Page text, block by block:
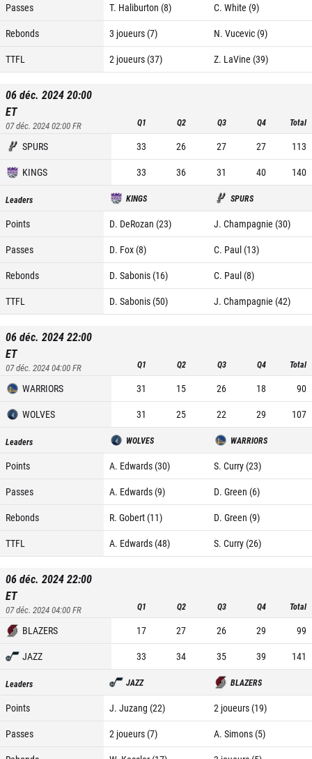
Passes
T. Haliburton (8)
C. White (9)
Rebonds
3 joueurs (7)
N. Vucevic (9)
TTFL
2 joueurs (37) Z. LaVine (39)
06 déc. 2024 20:00
ET
07 déc. 2024 02:00FR Q1 Q2 Q3 Q4 Total
SPURS 33 26 27 27
113
KINGS
33 36 31 40 140
Leaders KINGS SPURS
Points D. DeRozan (23)
J. Champagnie (30)
Passes
D. Fox (8)
C. Paul (13)
Rebonds
D. Sabonis (16)
C. Paul (8)
TTFL
D. Sabonis (50) J. Champagnie (42)
06 déc. 2024 22:00
ET
07 déc. 2024 04:00FR Q1 Q2 Q3 Q4 Total
WARRIORS 31 15 26 18
90
WOLVES
31 25 22 29 107
Leaders WOLVES WARRIORS
Points A. Edwards (30)
S. Curry (23)
Passes
A. Edwards (9)
D. Green (6)
Rebonds
R. Gobert (11)
D. Green (9)
TTFL
A. Edwards (48) S. Curry (26)
06 déc. 2024 22:00
ET
07 déc. 2024 04:00FR Q1 Q2 Q3 Q4 Total
BLAZERS 17 27 26 29
99
JAZZ
33 34 35 39 141
Leaders JAZZ BLAZERS
Points J. Juzang (22)
2 joueurs (19)
Passes
2 joueurs (7)
A. Simons (5)